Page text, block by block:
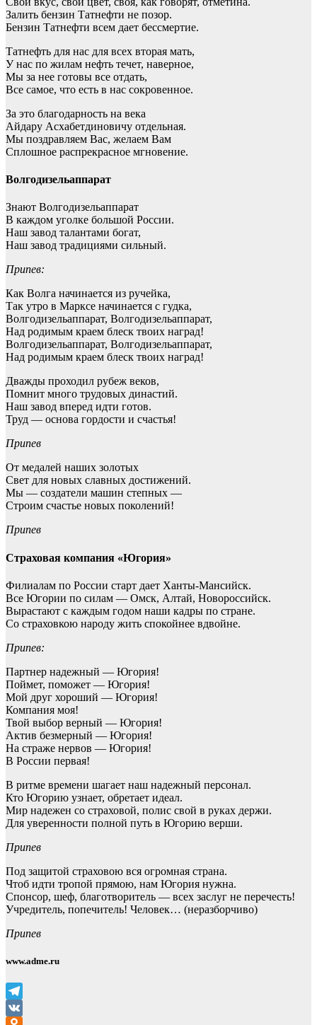
Залить бензин Татнефти не позор.
Бензин Татнефти всем дает бессмертие.
Татнефть для нас для всех вторая мать,
У нас по жилам нефть течет, наверное,
Мы за нее готовы все отдать,
Все самое, что есть в нас сокровенное.
За это благодарность на века
Айдару Асхабетдиновичу отдельная.
Мы поздравляем Вас, желаем Вам
Сплошное распрекрасное мгновение.
Волгодизельаппарат
Знают Волгодизельаппарат
В каждом уголке большой России.
Наш завод талантами богат,
Наш завод традициями сильный.
Припев:
Как Волга начинается из ручейка,
Так утро в Марксе начинается с гудка,
Волгодизельаппарат, Волгодизельаппарат,
Над родимым краем блеск твоих наград!
Волгодизельаппарат, Волгодизельаппарат,
Над родимым краем блеск твоих наград!
Дважды проходил рубеж веков,
Помнит много трудовых династий.
Наш завод вперед идти готов.
Труд — основа гордости и счастья!
Припев
От медалей наших золотых
Свет для новых славных достижений.
Мы — создатели машин степных —
Строим счастье новых поколений!
Припев
Страховая компания «Югория»
Филиалам по России старт дает Ханты-Мансийск.
Все Югории по силам — Омск, Алтай, Новороссийск.
Вырастают с каждым годом наши кадры по стране.
Со страховкою народу жить спокойнее вдвойне.
Припев:
Партнер надежный — Югория!
Поймет, поможет — Югория!
Мой друг хороший — Югория!
Компания моя!
Твой выбор верный — Югория!
Актив безмерный — Югория!
На страже нервов — Югория!
В России первая!
В ритме времени шагает наш надежный персонал.
Кто Югорию узнает, обретает идеал.
Мир надежен со страховой, полис свой в руках держи.
Для уверенности полной путь в Югорию верши.
Припев
Под защитой страховою вся огромная страна.
Чтоб идти тропой прямою, нам Югория нужна.
Спонсор, шеф, благотворитель — всех заслуг не перечесть!
Учредитель, попечитель! Человек… (неразборчиво)
Припев
www.adme.ru
Telegram